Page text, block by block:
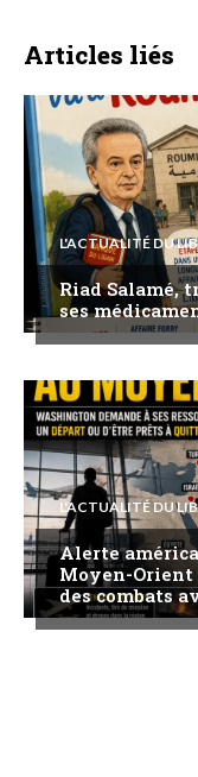
Articles liés
L'ACTUALITÉ DU
Riad Salamé,
ses
L'ACTUALITÉ DU
Alerte
Moyen-Orient
des combats